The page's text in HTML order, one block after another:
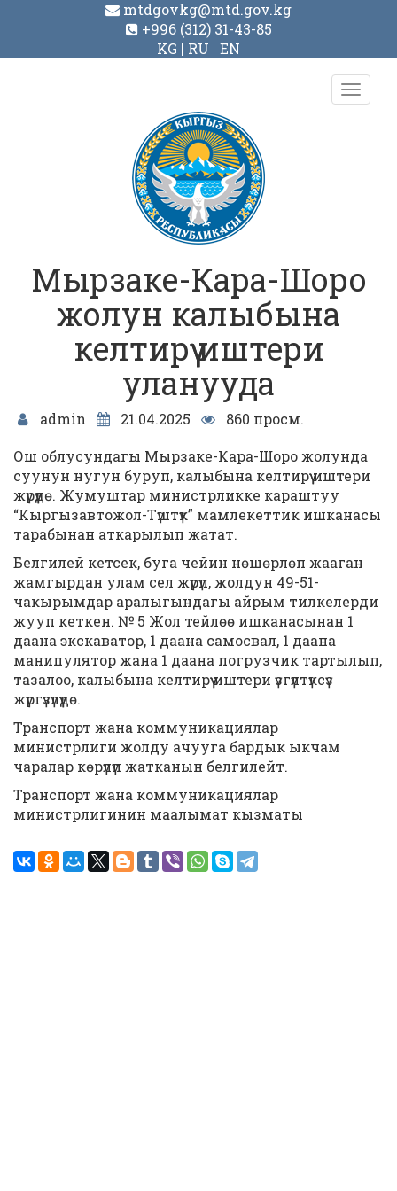
mtdgovkg@mtd.gov.kg
+996 (312) 31-43-85
KG
RU EN
Toggle
Мырзаке-Кара-Шоро
жолун калыбына
келтирүү иштери
уланууда
admin 21.04.2025
860 просм.
Ош облусундагы Мырзаке-Кара-Шоро жолунда
суунун нугун буруп, калыбына келтирүү иштери
жүрүүдө. Жумуштар министрликке караштуу
“Кыргызавтожол-Түштүк” мамлекеттик ишканасы
тарабынан аткарылып жатат.
Белгилей кетсек, буга чейин нөшөрлөп жааган
жамгырдан улам сел жүрүп, жолдун 49-51-
чакырымдар аралыгындагы айрым тилкелерди
жууп кеткен. № 5 Жол тейлөө ишканасынан 1
даана экскаватор, 1 даана самосвал, 1 даана
манипулятор жана 1 даана погрузчик тартылып,
тазалоо, калыбына келтирүү иштери үзгүлтүксүз
жүргүзүлүүдө.
Транспорт жана коммуникациялар
министрлиги жолду ачууга бардык ыкчам
чаралар көрүлүп жатканын белгилейт.
Транспорт жана коммуникациялар
министрлигинин маалымат кызматы